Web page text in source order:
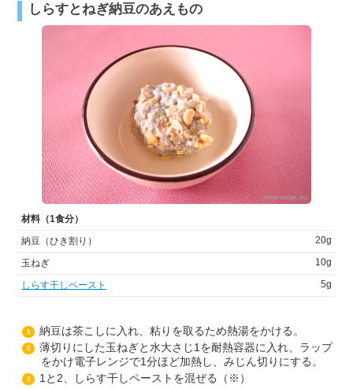
しらすとねぎ納豆のあえもの
材料（1食分）
納豆（ひき割り）
20g
玉ねぎ 10g
しらす干しペースト 5g
1 納豆は茶こしに入れ、粘りを取るため熱湯をかける。
2
薄切りにした玉ねぎと水大さじ1を耐熱容器に入れ、ラップ
をかけ電子レンジで1分ほど加熱し、みじん切りにする。
3 1と2、しらす干しペーストを混ぜる（※）